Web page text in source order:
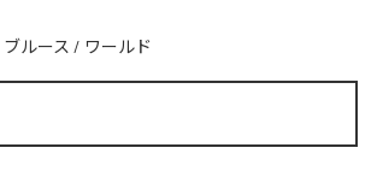
ブルース / ワールド